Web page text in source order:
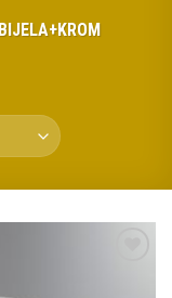
BIJELA+KROM